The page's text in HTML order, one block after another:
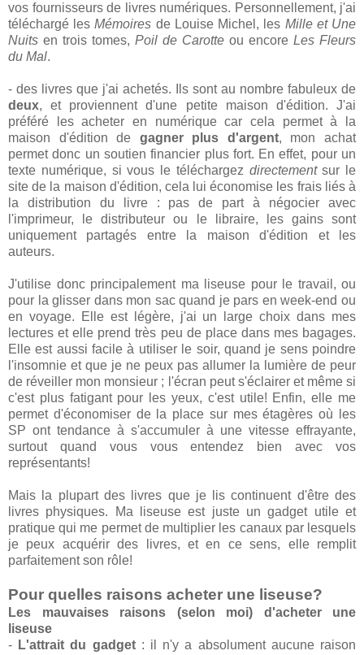
vos fournisseurs de livres numériques. Personnellement, j'ai
téléchargé lesMémoires de Louise Michel, les Mille et Une
Nuits en trois tomes, Poil de Carotte ou encore Les Fleurs
du Mal.
- des livres que j'ai achetés. Ils sont au nombre fabuleux de
deux, et proviennent d'une petite maison d'édition. J'ai
préféré les acheter en numérique car cela permet à la
maison d'édition de gagner plus d'argent, mon achat
permet donc un soutien financier plus fort. En effet, pour un
texte numérique, si vous le téléchargez directementsur le
site de la maison d'édition, cela lui économise les frais liés à
la distribution du livre : pas de part à négocier avec
l'imprimeur, le distributeur ou le libraire, les gains sont
uniquement partagés entre la maison d'édition et les
auteurs.
J'utilise donc principalement ma liseuse pour le travail, ou
pour la glisser dans mon sac quand je pars en week-end ou
en voyage. Elle est légère, j'ai un large choix dans mes
lectures et elle prend très peu de place dans mes bagages.
Elle est aussi facile à utiliser le soir, quand je sens poindre
l'insomnie et que je ne peux pas allumer la lumière de peur
de réveiller mon monsieur ; l'écran peut s'éclairer et même si
c'est plus fatigant pour les yeux, c'est utile! Enfin, elle me
permet d'économiser de la place sur mes étagères où les
SP ont tendance à s'accumuler à une vitesse effrayante,
surtout quand vous vous entendez bien avec vos
représentants!
Mais la plupart des livres que je lis continuent d'être des
livres physiques. Ma liseuse est juste un gadget utile et
pratique qui me permet de multiplier les canaux par lesquels
je peux acquérir des livres, et en ce sens, elle remplit
parfaitement son rôle!
Pour quelles raisons acheter une liseuse?
Les mauvaises raisons (selon moi) d'acheter une
liseuse
- L'attrait du gadget: il n'y a absolument aucune raison